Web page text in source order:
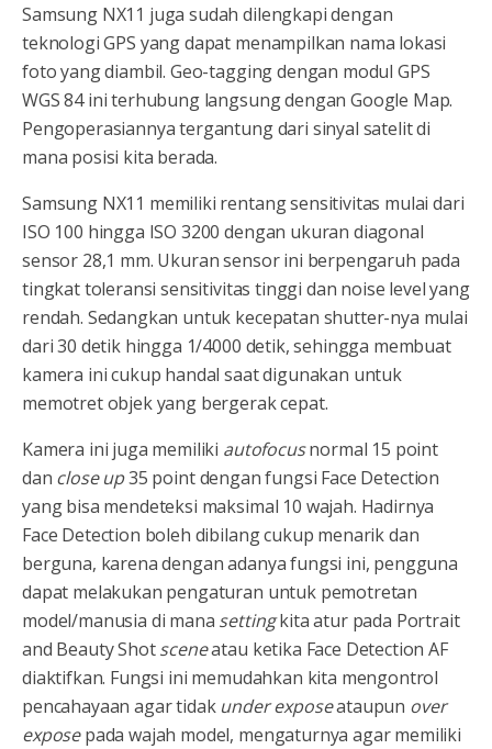
Samsung NX11 juga sudah dilengkapi dengan
teknologi GPS yang dapat menampilkan nama lokasi
foto yang diambil. Geo-tagging dengan modul GPS
WGS 84 ini terhubung langsung dengan Google Map.
Pengoperasiannya tergantung dari sinyal satelit di
mana posisi kita berada.
Samsung NX11 memiliki rentang sensitivitas mulai dari
ISO 100 hingga ISO 3200 dengan ukuran diagonal
sensor 28,1 mm. Ukuran sensor ini berpengaruh pada
tingkat toleransi sensitivitas tinggi dan noise level yang
rendah. Sedangkan untuk kecepatan shutter-nya mulai
dari 30 detik hingga 1/4000 detik, sehingga membuat
kamera ini cukup handal saat digunakan untuk
memotret objek yang bergerak cepat.
Kamera ini juga memiliki autofocusnormal 15 point
dan close up35 point dengan fungsi Face Detection
yang bisa mendeteksi maksimal 10 wajah. Hadirnya
Face Detection boleh dibilang cukup menarik dan
berguna, karena dengan adanya fungsi ini, pengguna
dapat melakukan pengaturan untuk pemotretan
model/manusia di mana settingkita atur pada Portrait
and Beauty Shotsceneatau ketika Face Detection AF
diaktifkan. Fungsi ini memudahkan kita mengontrol
pencahayaan agar tidak under exposeataupun over
exposepada wajah model, mengaturnya agar memiliki